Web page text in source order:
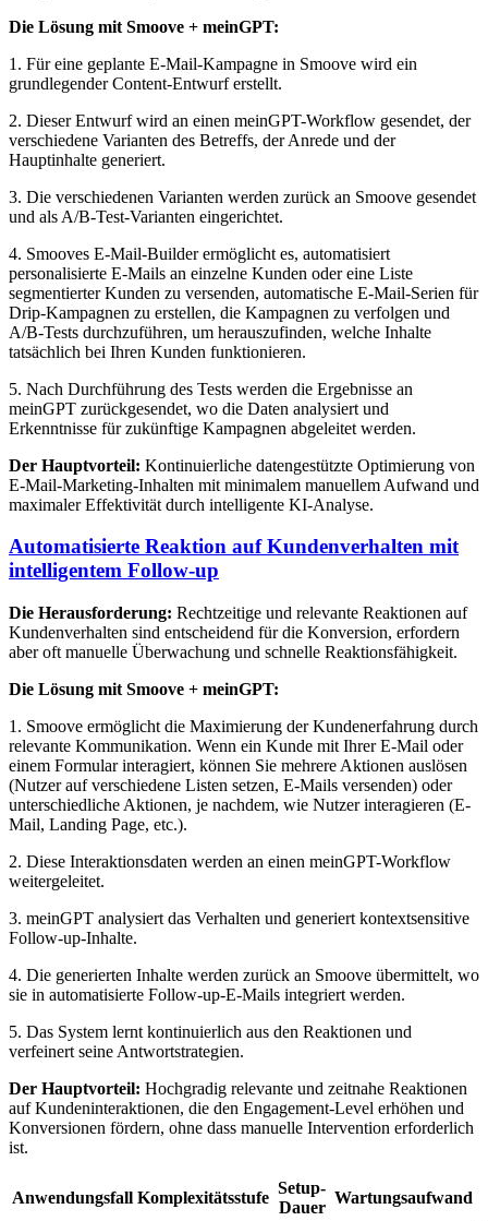
Die Lösung mit Smoove + meinGPT:
1. Für eine geplante E-Mail-Kampagne in Smoove wird ein
grundlegender Content-Entwurf erstellt.
2. Dieser Entwurf wird an einen meinGPT-Workflow gesendet, der
verschiedene Varianten des Betreffs, der Anrede und der
Hauptinhalte generiert.
3. Die verschiedenen Varianten werden zurück an Smoove gesendet
und als A/B-Test-Varianten eingerichtet.
4. Smooves E-Mail-Builder ermöglicht es, automatisiert
personalisierte E-Mails an einzelne Kunden oder eine Liste
segmentierter Kunden zu versenden, automatische E-Mail-Serien für
Drip-Kampagnen zu erstellen, die Kampagnen zu verfolgen und
A/B-Tests durchzuführen, um herauszufinden, welche Inhalte
tatsächlich bei Ihren Kunden funktionieren.
5. Nach Durchführung des Tests werden die Ergebnisse an
meinGPT zurückgesendet, wo die Daten analysiert und
Erkenntnisse für zukünftige Kampagnen abgeleitet werden.
Der Hauptvorteil: Kontinuierliche datengestützte Optimierung von
E-Mail-Marketing-Inhalten mit minimalem manuellem Aufwand und
maximaler Effektivität durch intelligente KI-Analyse.
Automatisierte Reaktion auf Kundenverhalten mit
intelligentem Follow-up
Die Herausforderung: Rechtzeitige und relevante Reaktionen auf
Kundenverhalten sind entscheidend für die Konversion, erfordern
aber oft manuelle Überwachung und schnelle Reaktionsfähigkeit.
Die Lösung mit Smoove + meinGPT:
1. Smoove ermöglicht die Maximierung der Kundenerfahrung durch
relevante Kommunikation. Wenn ein Kunde mit Ihrer E-Mail oder
einem Formular interagiert, können Sie mehrere Aktionen auslösen
(Nutzer auf verschiedene Listen setzen, E-Mails versenden) oder
unterschiedliche Aktionen, je nachdem, wie Nutzer interagieren (E-
Mail, Landing Page, etc.).
2. Diese Interaktionsdaten werden an einen meinGPT-Workflow
weitergeleitet.
3. meinGPT analysiert das Verhalten und generiert kontextsensitive
Follow-up-Inhalte.
4. Die generierten Inhalte werden zurück an Smoove übermittelt, wo
sie in automatisierte Follow-up-E-Mails integriert werden.
5. Das System lernt kontinuierlich aus den Reaktionen und
verfeinert seine Antwortstrategien.
Der Hauptvorteil: Hochgradig relevante und zeitnahe Reaktionen
auf Kundeninteraktionen, die den Engagement-Level erhöhen und
Konversionen fördern, ohne dass manuelle Intervention erforderlich
ist.
Anwendungsfall Komplexitätsstufe
Setup-
Dauer
Wartungsaufwand